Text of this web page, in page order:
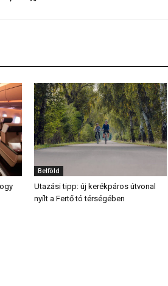
Belföld
Utazási tipp: új kerékpáros útvonal
nyílt a Fertő tó térségében